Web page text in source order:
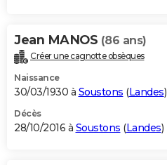
Jean MANOS (86 ans)
Créer une cagnotte obsèques
Naissance
30/03/1930 à Soustons (Landes)
Décès
28/10/2016 à Soustons (Landes)